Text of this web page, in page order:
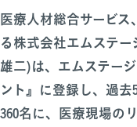
TOP
ビーイング
材
継M&A
TOP / グループ
プ企業一覧・事業
見るエムステージ
TOP
ッセージ
医療人材総合サービ
る株式会社エムステ
雄二)は、エムステー
ント』に登録し、過
360名に、医療現場の